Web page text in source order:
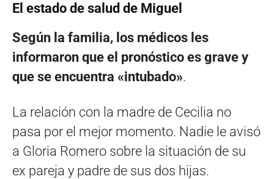
El estado de salud de Miguel
Según la familia, los médicos les
informaron que el pronóstico es grave y
que se encuentra «intubado».
La relación con la madre de Cecilia no
pasa por el mejor momento. Nadie le avisó
a Gloria Romero sobre la situación de su
ex pareja y padre de sus dos hijas.